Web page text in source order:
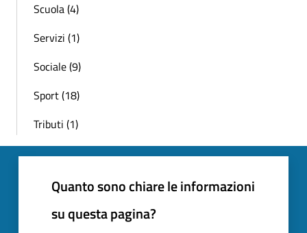
Scuola (4)
Servizi (1)
Sociale (9)
Sport (18)
Tributi (1)
Quanto sono chiare le informazioni
su questa pagina?